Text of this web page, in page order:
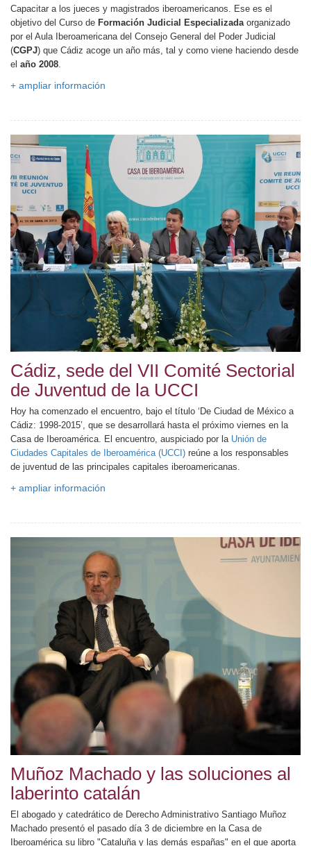
Capacitar a los jueces y magistrados iberoamericanos. Ese es el
objetivo del Curso de Formación Judicial Especializada organizado
por el Aula Iberoamericana del Consejo General del Poder Judicial
(CGPJ) que Cádiz acoge un año más, tal y como viene haciendo desde
el año 2008
+ ampliar información
Cádiz, sede del VII Comité Sectorial
de Juventud de la UCCI
Hoy ha comenzado el encuentro, bajo el título ‘De Ciudad de México a
Cádiz: 1998-2015’, que se desarrollará hasta el próximo viernes en la
Casa de Iberoamérica. El encuentro, auspiciado por la Unión de
Ciudades Capitales de Iberoamérica (UCCI) reúne a los responsables
de juventud de las principales capitales iberoamericanas.
+ ampliar información
Muñoz Machado y las soluciones al
laberinto catalán
El abogado y catedrático de Derecho Administrativo Santiago Muñoz
Machado presentó el pasado día 3 de diciembre en la Casa de
Iberoamérica su libro "Cataluña y las demás españas" en el que aporta